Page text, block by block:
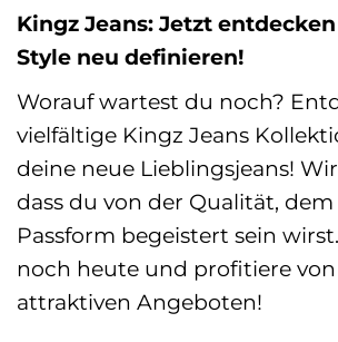
Kingz Jeans: Jetzt
Style neu definieren!
Worauf wartest du noch?
vielfältige Kingz Jeans
deine neue Lieblingsjeans!
dass du von der Qualität,
Passform begeistert sein
noch heute und profitiere
attraktiven Angeboten!